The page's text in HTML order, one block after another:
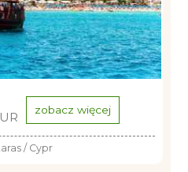
zobacz więcej
/ Cypr